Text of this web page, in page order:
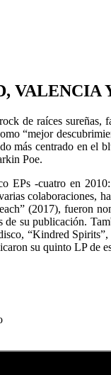
VALENCIA
de raíces
“mejor
más centrado en el
Poe.
EPs -cuatro en
colaboraciones,
(2017), fueron
su publicación.
“Kindred
su quinto LP de